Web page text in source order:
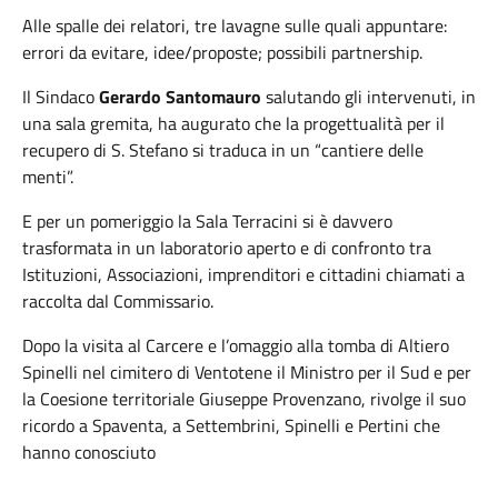
Alle spalle dei relatori, tre lavagne sulle quali appuntare:
errori da evitare, idee/proposte; possibili partnership.
Il SindacoGerardo Santomauro salutando gli intervenuti, in
una sala gremita, ha augurato che la progettualità per il
recupero di S. Stefano si traduca in un “cantiere delle
menti”.
E per un pomeriggio la Sala Terracini si è davvero
trasformata in un laboratorio aperto e di confronto tra
Istituzioni, Associazioni, imprenditori e cittadini chiamati a
raccolta dal Commissario.
Dopo la visita al Carcere e l’omaggio alla tomba di Altiero
Spinelli nel cimitero di Ventotene il Ministro per il Sud e per
la Coesione territoriale Giuseppe Provenzano, rivolge il suo
ricordo a Spaventa, a Settembrini, Spinelli e Pertini che
hanno conosciuto